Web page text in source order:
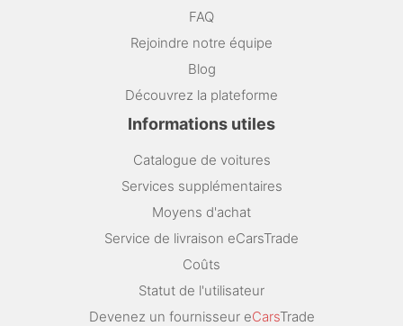
FAQ
Rejoindre notre équipe
Blog
Découvrez la plateforme
Informations utiles
Catalogue de voitures
Services supplémentaires
Moyens d'achat
Service de livraison eCarsTrade
Coûts
Statut de l'utilisateur
Devenez un fournisseur eCarsTrade